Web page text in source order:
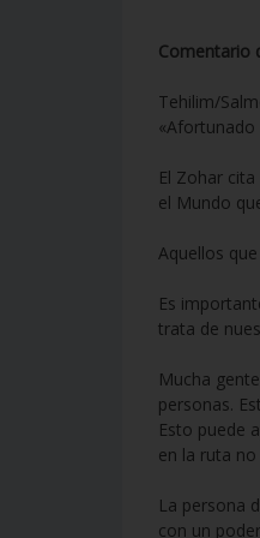
Comentario
Tehilim/
El Zohar
el Mundo
Aquellos
Es
trata de
Mucha
personas.
Esto puede
en la ruta
La persona
con un